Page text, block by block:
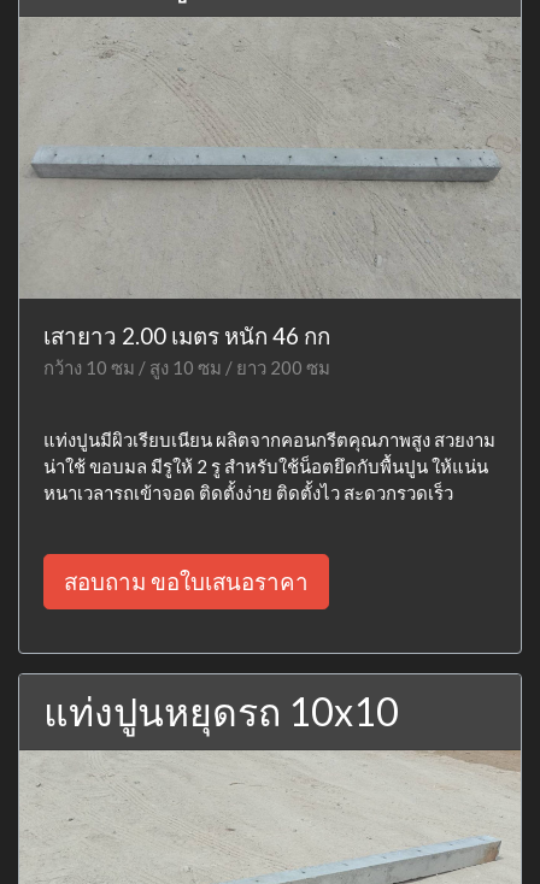
เสายาว 2.00 เมตร หนัก 46 กก
กว้าง 10 ซม / สูง 10 ซม / ยาว 200 ซม
แท่งปูนมีผิวเรียบเนียน ผลิตจากคอนกรีตคุณภาพสูง สวยงาม
น่าใช้ ขอบมล มีรูให้ 2 รู สำหรับใช้น็อตยึดกับพื้นปูน ให้แน่น
หนาเวลารถเข้าจอด ติดตั้งง่าย ติดตั้งไว สะดวกรวดเร็ว
สอบถาม ขอใบเสนอราคา
แท่งปูนหยุดรถ 10x10